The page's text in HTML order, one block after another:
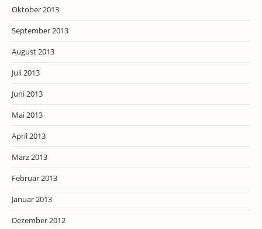
Oktober 2013
September 2013
August 2013
Juli 2013
Juni 2013
Mai 2013
April 2013
März 2013
Februar 2013
Januar 2013
Dezember 2012